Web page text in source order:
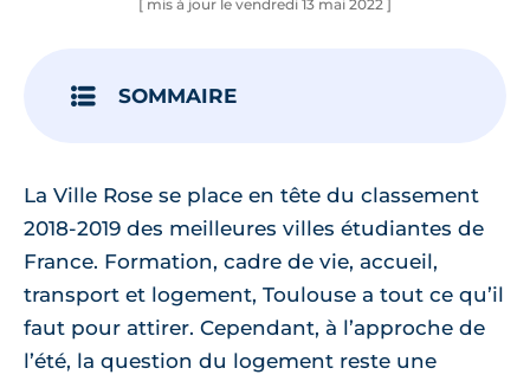
[ mis à jour le vendredi 13 mai 2022 ]
SOMMAIRE
La Ville Rose se place en tête du classement
2018-2019 des meilleures villes étudiantes de
France. Formation, cadre de vie, accueil,
transport et logement, Toulouse a tout ce qu’il
faut pour attirer. Cependant, à l’approche de
l’été, la question du logement reste une